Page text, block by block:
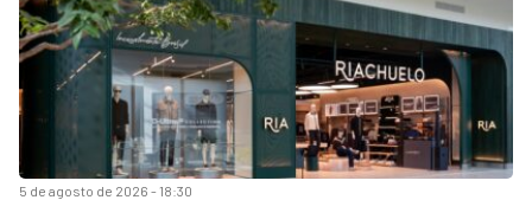
5 de agosto de 2026 - 18:30